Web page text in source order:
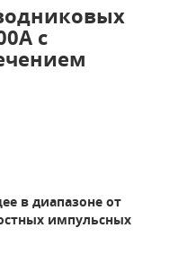
с
в диапазоне от
импульсных